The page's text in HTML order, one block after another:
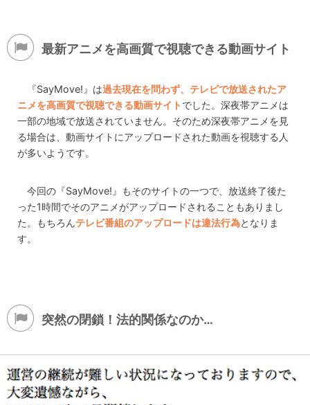
最新アニメを高画質で視聴できる動画サイト
『SayMove!』は過去現在を問わず、テレビで放送されたア
ニメを高画質で視聴できる動画サイトでした。深夜帯アニメは
一部の地域で放送されていません。そのため深夜帯アニメを見
る場合は、動画サイトにアップロードされた動画を視聴する人
が多いようです。
今回の『SayMove!』もそのサイトの一つで、放送終了後た
った1時間でそのアニメがアップロードされることもありまし
た。もちろんテレビ番組のアップロードは違法行為となりま
す。
突然の閉鎖！法的関係なのか…